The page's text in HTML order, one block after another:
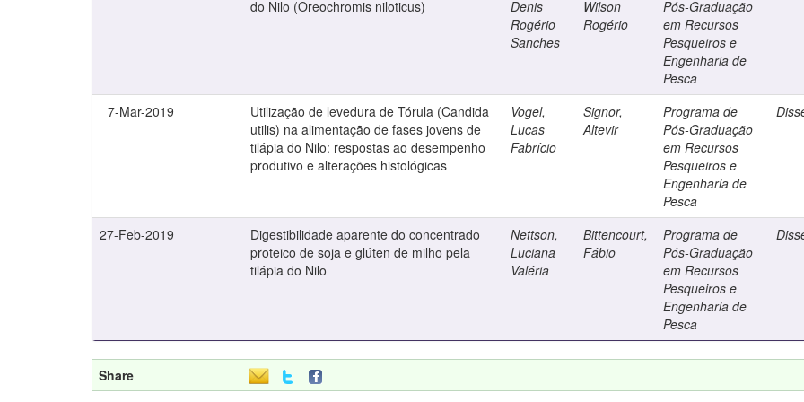
do Nilo (Oreochromis niloticus)
Denis
Rogério
Sanches
Wilson
Rogério
Pós-Graduação
em Recursos
Pesqueiros e
Engenharia de
Pesca
7-Mar-2019
Utilização de levedura de Tórula (Candida
utilis) na alimentação de fases jovens de
tilápia do Nilo: respostas ao desempenho
produtivo e alterações histológicas
Vogel,
Lucas
Fabrício
Signor,
Altevir
Programa de
Pós-Graduação
em Recursos
Pesqueiros e
Engenharia de
Pesca
27-Feb-2019
Digestibilidade aparente do concentrado
proteico de soja e glúten de milho pela
tilápia do Nilo
Nettson,
Luciana
Valéria
Bittencourt,
Fábio
Programa de
Pós-Graduação
em Recursos
Pesqueiros e
Engenharia de
Pesca
Share